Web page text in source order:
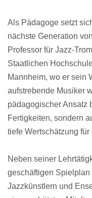
Als Pädagoge setzt
nächste Generation
Professor für Jazz-
Staatlichen
Mannheim, wo er sein
aufstrebende Musiker
pädagogischer Ansatz
Fertigkeiten, sondern
tiefe Wertschätzung für
Neben seiner
geschäftigen Spielplan
Jazzkünstlern und